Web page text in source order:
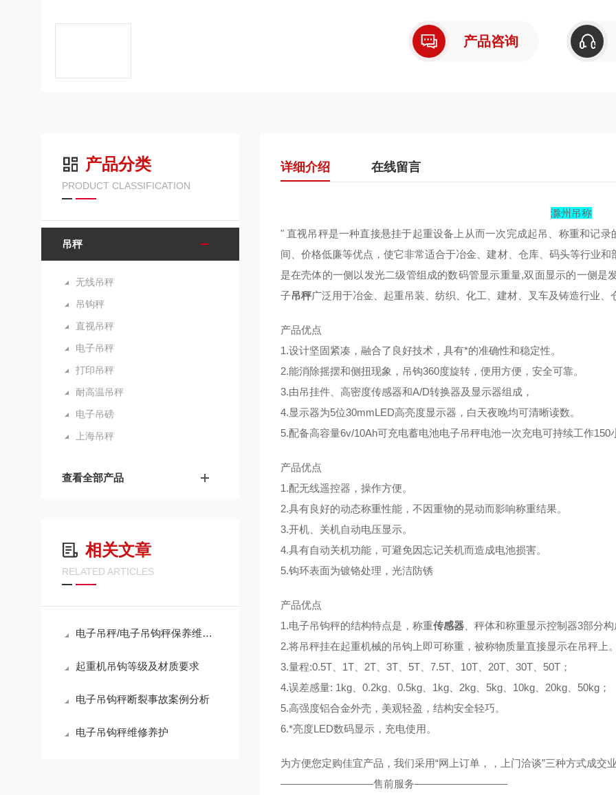
产品咨询
产品分类
PRODUCT CLASSIFICATION
吊秤
无线吊秤
吊钩秤
直视吊秤
电子吊秤
打印吊秤
耐高温吊秤
电子吊磅
上海吊秤
查看全部产品
相关文章
RELATED ARTICLES
电子吊秤/电子吊钩秤保养维修与购买指南
起重机吊钩等级及材质要求
电子吊钩秤断裂事故案例分析
电子吊钩秤维修养护
详细介绍 在线留言
滁州吊称
" 直视吊秤是一种直接悬挂于起重设备上从而一次完成起吊、称重和记
间、价格低廉等优点，使它非常适合于冶金、建材、仓库、码头等行业
是在壳体的一侧以发光二级管组成的数码管显示重量,双面显示的一侧
子吊秤广泛用于冶金、起重吊装、纺织、化工、建材、叉车及铸造行业
产品优点
1.设计坚固紧凑，融合了良好技术，具有*的准确性和稳定性。
2.能消除摇摆和侧扭现象，吊钩360度旋转，便用方便，安全可靠。
3.由吊挂件、高密度传感器和A/D转换器及显示器组成，
4.显示器为5位30mmLED高亮度显示器，白天夜晚均可清晰读数。
5.配备高容量6v/10Ah可充电蓄电池电子吊秤电池一次充电可持续工作150
产品优点
1.配无线遥控器，操作方便。
2.具有良好的动态称重性能，不因重物的晃动而影响称重结果。
3.开机、关机自动电压显示。
4.具有自动关机功能，可避免因忘记关机而造成电池损害。
5.钩环表面为镀铬处理，光洁防锈
产品优点
1.电子吊钩秤的结构特点是，称重传感器、秤体和称重显示控制器3部分
2.将吊秤挂在起重机械的吊钩上即可称重，被称物质量直接显示在吊秤上
3.量程:0.5T、1T、2T、3T、5T、7.5T、10T、20T、30T、50T；
4.误差感量: 1kg、0.2kg、0.5kg、1kg、2kg、5kg、10kg、20kg、50kg；
5.高强度铝合金外壳，美观轻盈，结构安全轻巧。
6.*亮度LED数码显示，充电使用。
为方便您定购佳宜产品，我们采用“网上订单，，上门洽谈”三种方式成交
—————————售前服务—————————